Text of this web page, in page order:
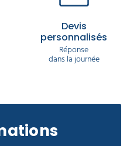
Devis
personnalisés
Réponse
dans la journée